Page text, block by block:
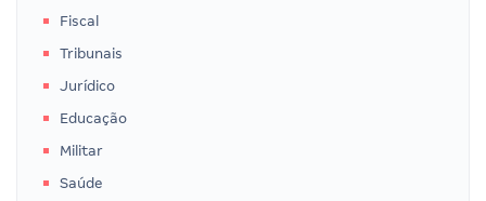
Fiscal
Tribunais
Jurídico
Educação
Militar
Saúde